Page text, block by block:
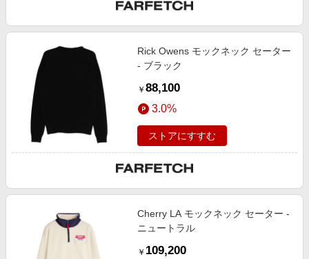
Rick Owens モックネック セーター
- ブラック
￥ 88,100
3.0%
ストアにすすむ
Cherry LA モックネック セーター -
ニュートラル
￥ 109,200